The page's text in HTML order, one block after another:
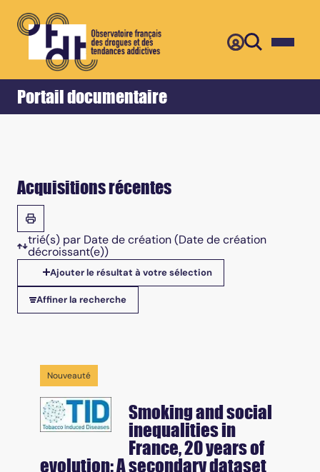
Portail documentaire
Accueil Retour
Acquisitions récentes
Tris disponibles
trié(s) par Date de création (Date de création
décroissant(e))
Ajouter le résultat à votre sélection
Affiner la recherche
Nouveauté
Smoking and social
inequalities in
France, 20 years of
evolution: A secondary dataset